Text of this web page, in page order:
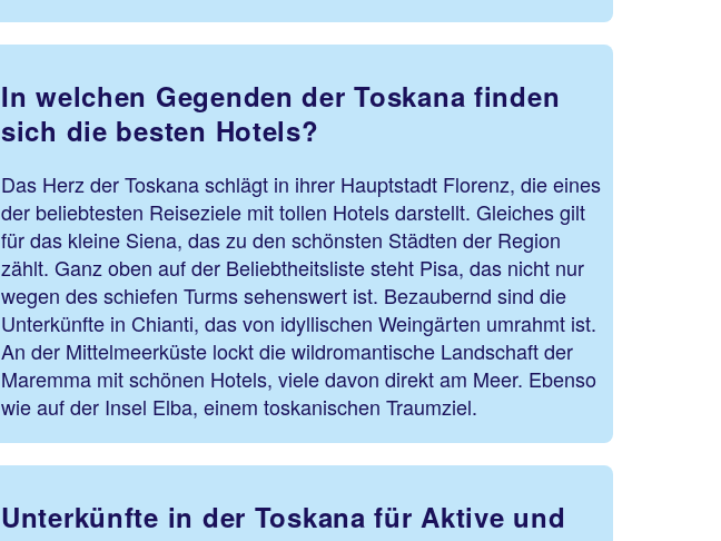
In welchen Gegenden der Toskana finden
sich die besten Hotels?
Das Herz der Toskana schlägt in ihrer Hauptstadt Florenz, die eines
der beliebtesten Reiseziele mit tollen Hotels darstellt. Gleiches gilt
für das kleine Siena, das zu den schönsten Städten der Region
zählt. Ganz oben auf der Beliebtheitsliste steht Pisa, das nicht nur
wegen des schiefen Turms sehenswert ist. Bezaubernd sind die
Unterkünfte in Chianti, das von idyllischen Weingärten umrahmt ist.
An der Mittelmeerküste lockt die wildromantische Landschaft der
Maremma mit schönen Hotels, viele davon direkt am Meer. Ebenso
wie auf der Insel Elba, einem toskanischen Traumziel.
Unterkünfte in der Toskana für Aktive und